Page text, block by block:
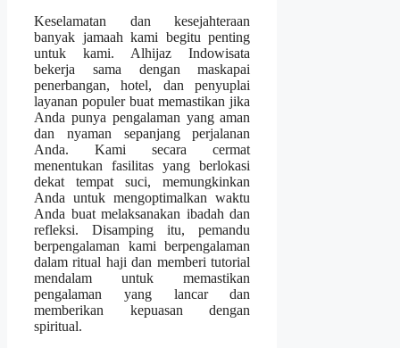
Keselamatan dan kesejahteraan
banyak jamaah kami begitu penting
untuk kami. Alhijaz Indowisata
bekerja sama dengan maskapai
penerbangan, hotel, dan penyuplai
layanan populer buat memastikan jika
Anda punya pengalaman yang aman
dan nyaman sepanjang perjalanan
Anda. Kami secara cermat
menentukan fasilitas yang berlokasi
dekat tempat suci, memungkinkan
Anda untuk mengoptimalkan waktu
Anda buat melaksanakan ibadah dan
refleksi. Disamping itu, pemandu
berpengalaman kami berpengalaman
dalam ritual haji dan memberi tutorial
mendalam untuk memastikan
pengalaman yang lancar dan
memberikan kepuasan dengan
spiritual.